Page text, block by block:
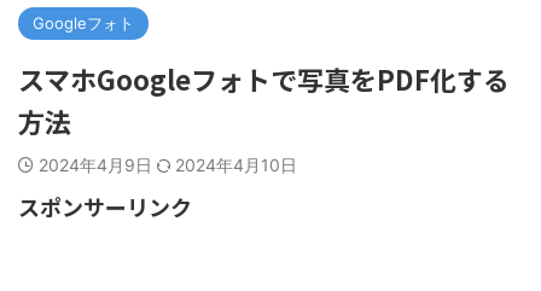
Googleフォト
スマホGoogleフォトで写真をPDF化する
方法
2024年4月9日 2024年4月10日
スポンサーリンク